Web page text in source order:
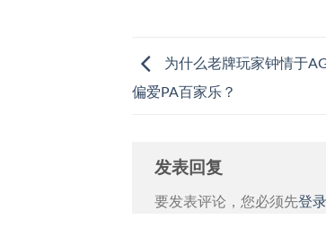
为什么老牌玩家钟情于
偏爱PA百家乐？
发表回复
要发表评论，您必须先登录